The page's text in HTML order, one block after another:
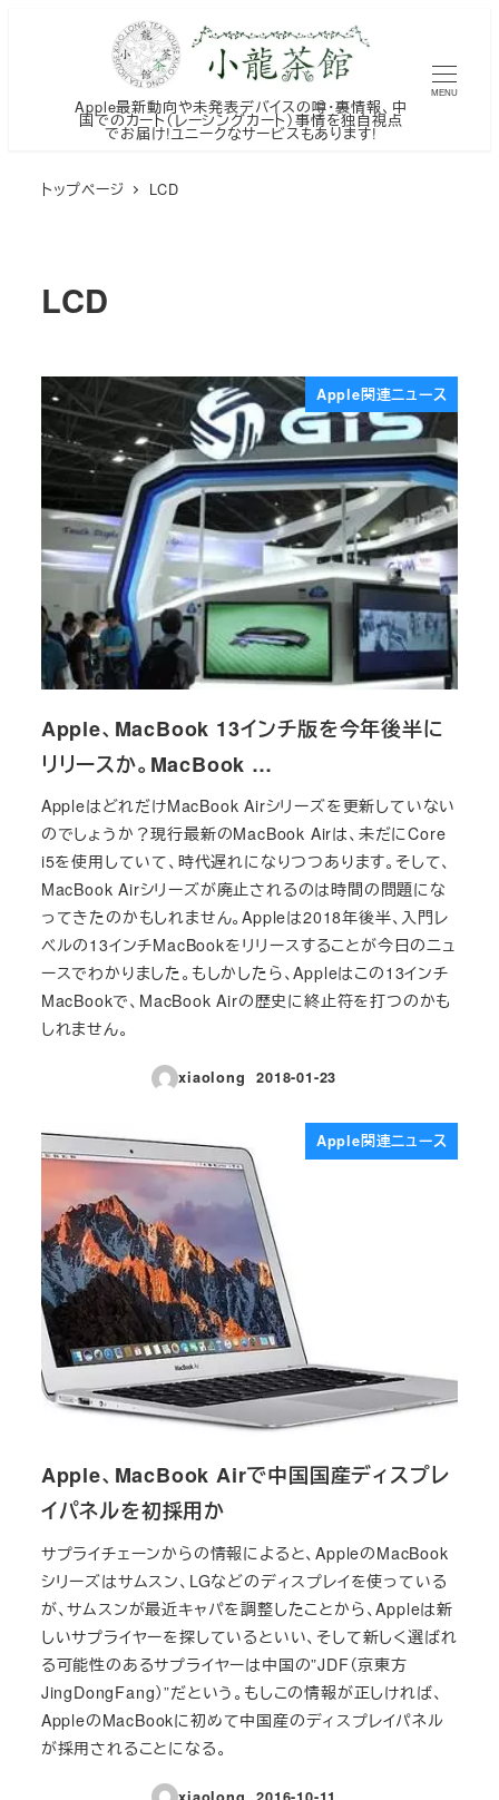
Apple最新動向や未発表デバイスの噂・裏情報、中
国でのカート（レーシングカート）事情を独自視点
でお届け!ユニークなサービスもあります!
MENU
トップページ LCD
LCD
Apple関連ニュース
Apple、MacBook 13インチ版を今年後半に
リリースか。MacBook …
AppleはどれだけMacBook Airシリーズを更新していない
のでしょうか？現行最新のMacBook Airは、未だにCore
i5を使用していて、時代遅れになりつつあります。そして、
MacBook Airシリーズが廃止されるのは時間の問題にな
ってきたのかもしれません。Appleは2018年後半、入門レ
ベルの13インチMacBookをリリースすることが今日のニュ
ースでわかりました。もしかしたら、Appleはこの13インチ
MacBookで、MacBook Airの歴史に終止符を打つのかも
しれません。
xiaolong
投稿日
2018-01-23
Apple関連ニュース
Apple、MacBook Airで中国国産ディスプレ
イパネルを初採用か
サプライチェーンからの情報によると、AppleのMacBook
シリーズはサムスン、LGなどのディスプレイを使っている
が、サムスンが最近キャパを調整したことから、Appleは新
しいサプライヤーを探しているといい、そして新しく選ばれ
る可能性のあるサプライヤーは中国の”JDF（京東方
JingDongFang）”だという。もしこの情報が正しければ、
AppleのMacBookに初めて中国産のディスプレイパネル
が採用されることになる。